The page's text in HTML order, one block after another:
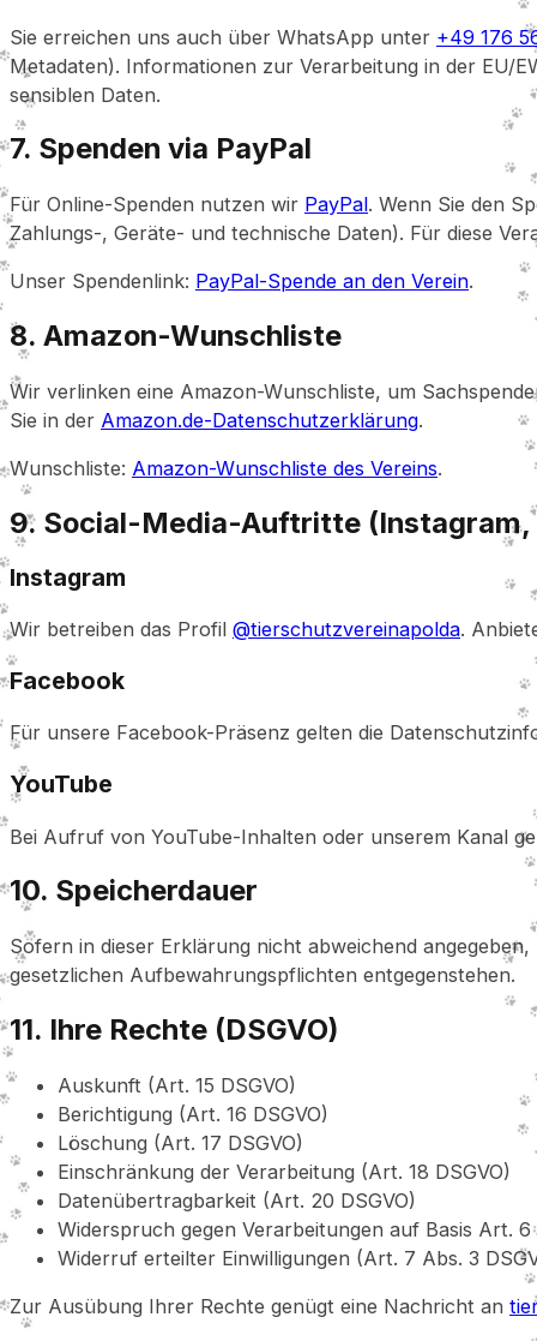
Sie erreichen uns auch über WhatsApp unter +49 176
Metadaten). Informationen zur Verarbeitung in der EU/
sensiblen Daten.
7. Spenden via PayPal
Für Online-Spenden nutzen wir PayPal. Wenn Sie den
Zahlungs-, Geräte- und technische Daten). Für diese
Unser Spendenlink: PayPal-Spende an den Verein.
8. Amazon-Wunschliste
Wir verlinken eine Amazon-Wunschliste, um
Sie in der Amazon.de-Datenschutzerklärung.
Wunschliste: Amazon-Wunschliste des Vereins.
9. Social-Media-Auftritte (Instagram,
Instagram
Wir betreiben das Profil @tierschutzvereinapolda.
Facebook
Für unsere Facebook-Präsenz gelten die
YouTube
Bei Aufruf von YouTube-Inhalten oder unserem Kanal
10. Speicherdauer
Sofern in dieser Erklärung nicht abweichend
gesetzlichen Aufbewahrungspflichten entgegenstehen.
11. Ihre Rechte (DSGVO)
Auskunft (Art. 15 DSGVO)
Berichtigung (Art. 16 DSGVO)
Löschung (Art. 17 DSGVO)
Einschränkung der Verarbeitung (Art. 18 DSGVO)
Datenübertragbarkeit (Art. 20 DSGVO)
Widerspruch gegen Verarbeitungen auf Basis Art. 6
Widerruf erteilter Einwilligungen (Art. 7 Abs. 3
Zur Ausübung Ihrer Rechte genügt eine Nachricht an